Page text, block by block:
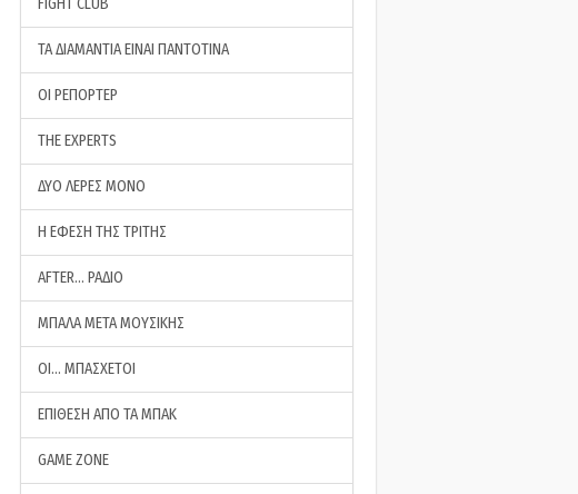
FIGHT CLUB
ΤΑ ΔΙΑΜΑΝΤΙΑ ΕΙΝΑΙ ΠΑΝΤΟΤΙΝΑ
ΟΙ ΡΕΠΟΡΤΕΡ
THE EXPERTS
ΔΥΟ ΛΕΡΕΣ ΜΟΝΟ
Η ΕΦΕΣΗ ΤΗΣ ΤΡΙΤΗΣ
AFTER… ΡΑΔΙΟ
ΜΠΑΛΑ ΜΕΤΑ ΜΟΥΣΙΚΗΣ
ΟΙ… ΜΠΑΣΧΕΤΟΙ
ΕΠΙΘΕΣΗ ΑΠΟ ΤΑ ΜΠΑΚ
GAME ZONE